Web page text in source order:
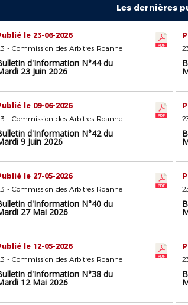
Les dernières
le 23-06-2026
- Commission des Arbitres Roanne
d'Information N°44 du
23 Juin 2026
le 09-06-2026
- Commission des Arbitres Roanne
d'Information N°42 du
9 Juin 2026
le 27-05-2026
- Commission des Arbitres Roanne
d'Information N°40 du
27 Mai 2026
le 12-05-2026
- Commission des Arbitres Roanne
d'Information N°38 du
12 Mai 2026